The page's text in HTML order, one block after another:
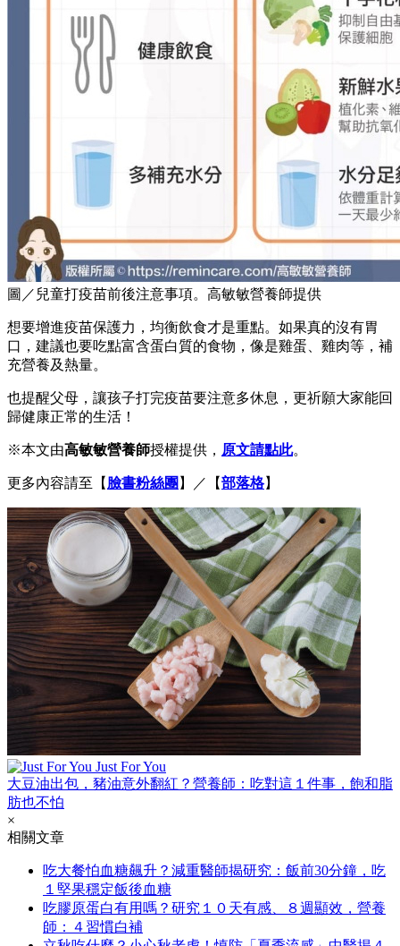
圖／兒童打疫苗前後注意事項。高敏敏營養師提供
想要增進疫苗保護力，均衡飲食才是重點。如果真的沒有胃
口，建議也要吃點富含蛋白質的食物，像是雞蛋、雞肉等，補
充營養及熱量。
也提醒父母，讓孩子打完疫苗要注意多休息，更祈願大家能回
歸健康正常的生活！
※本文由高敏敏營養師授權提供， 原文請點此。
更多內容請至【 臉書粉絲團 】／【部落格】
Just For You
大豆油出包，豬油意外翻紅？營養師：吃對這１件事，飽和脂
肪也不怕
×
相關文章
吃大餐怕血糖飆升？減重醫師揭研究：飯前30分鐘，吃
１堅果穩定飯後血糖
吃膠原蛋白有用嗎？研究１０天有感、８週顯效，營養
師：４習慣白補